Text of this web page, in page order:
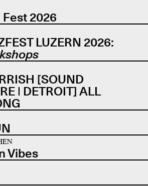
2026
LUZERN 2026:
[SOUND
| DETROIT] ALL
Vibes